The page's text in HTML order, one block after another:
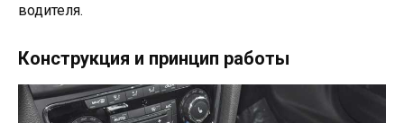
водителя.
Конструкция и принцип работы